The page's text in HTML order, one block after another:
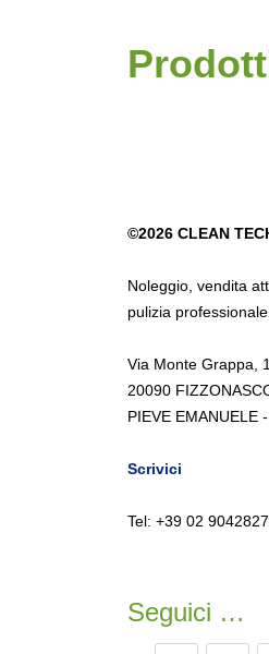
©2026 CLEAN
Noleggio vendita
pulizia professionale.
Via Monte Grappa,
20090
PIEVE EMANUELE
Scrivici
Tel: +39 02
Seguici …